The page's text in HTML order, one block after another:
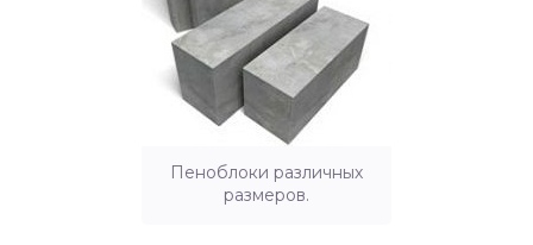
Пеноблоки различных
размеров.